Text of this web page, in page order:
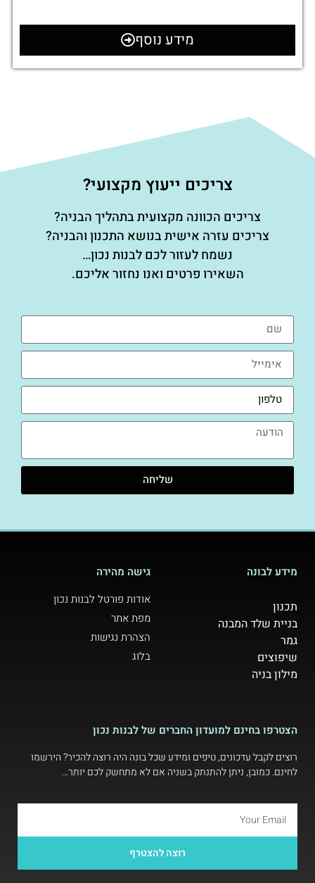
מידע נוסף
צריכים ייעוץ מקצועי?
צריכים הכוונה מקצועית בתהליך הבניה?
צריכים עזרה אישית בנושא התכנון והבניה?
נשמח לעזור לכם לבנות נכון…
השאירו פרטים ואנו נחזור אליכם.
שליחה
מידע לבונה
תכנון
בניית שלד המבנה
גמר
שיפוצים
מילון בניה
גישה מהירה
אודות פורטל לבנות נכון
מפת אתר
הצהרת נגישות
בלוג
הצטרפו בחינם למועדון החברים של לבנות נכון
רוצים לקבל עדכונים, טיפים ומידע שכל בונה היה רוצה להכיר? הירשמו
לחינם. כמובן, ניתן להתנתק בשניה אם לא מתחשק לכם יותר…
רוצה להצטרף